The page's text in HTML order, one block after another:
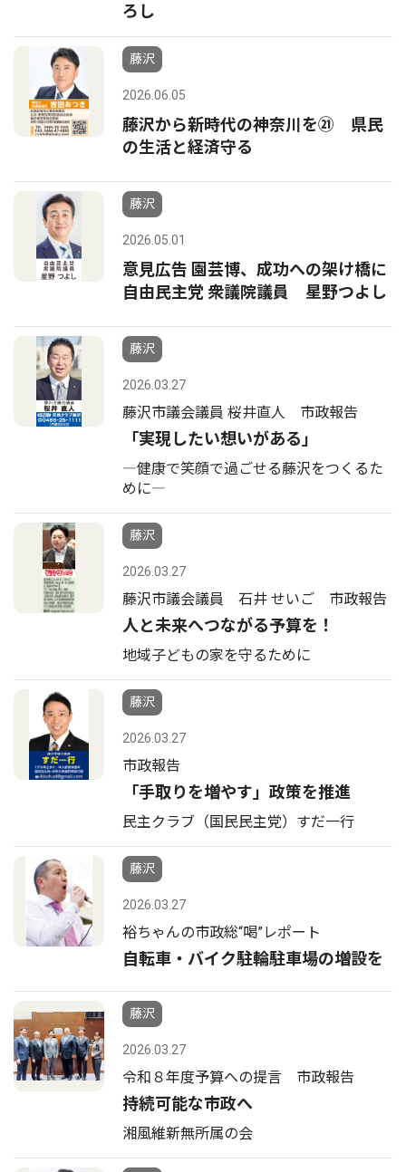
ろし
藤沢
2026.06.05
藤沢から新時代の神奈川を㉑ 県民
の生活と経済守る
藤沢
2026.05.01
意見広告 園芸博、成功への架け橋に
自由民主党 衆議院議員 星野つよし
藤沢
2026.03.27
藤沢市議会議員 桜井直人 市政報告
「実現したい想いがある」
―健康で笑顔で過ごせる藤沢をつくるた
めに―
藤沢
2026.03.27
藤沢市議会議員 石井 せいご 市政報告
人と未来へつながる予算を！
地域子どもの家を守るために
藤沢
2026.03.27
市政報告
「手取りを増やす」政策を推進
民主クラブ（国民民主党）すだ一行
藤沢
2026.03.27
裕ちゃんの市政総“喝”レポート
自転車・バイク駐輪駐車場の増設を
藤沢
2026.03.27
令和８年度予算への提言 市政報告
持続可能な市政へ
湘風維新無所属の会